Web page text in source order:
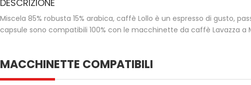
DESCRIZIONE
Miscela 85% robusta 15% arabica, caffè Lollo è un espresso di gusto,
capsule sono compatibili 100% con le macchinette da caffè Lavazza a
MACCHINETTE COMPATIBILI